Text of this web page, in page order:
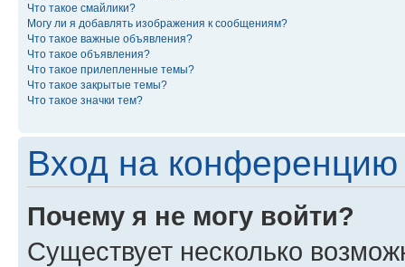
Что такое смайлики?
Могу ли я добавлять изображения к сообщениям?
Что такое важные объявления?
Что такое объявления?
Что такое прилепленные темы?
Что такое закрытые темы?
Что такое значки тем?
Вход на конференцию
Почему я не могу войти?
Существует несколько